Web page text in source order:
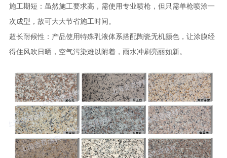
施工期短：虽然施工要求高，需使用专业喷枪，但只需单枪喷涂一
次成型，故可大大节省施工时间。
超长耐候性：产品使用特殊乳液体系搭配陶瓷无机颜色，让涂膜经
得住风吹日晒，空气污染难以附着，雨水冲刷亮丽如新。